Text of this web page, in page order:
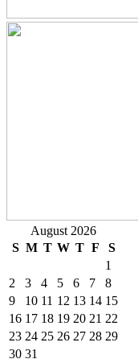
August 2026
S M T W T F
S
1
2
3 4 5 6 7
8
9
10 11 12 13 14 15
16 17 18 19 20 21 22
23 24 25 26 27 28 29
30 31